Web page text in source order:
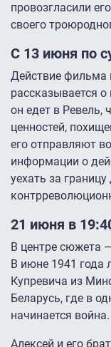
провозгласили
своего
С 13 июня по
Действие фильма
рассказывается
он едет в Ревель,
ценностей,
его отправляют
информации о
уехать за
21 июня в
В центре сюжета
В июне 1941 года
Купревича из
Беларусь, где в
начинается война.
Алексей и его